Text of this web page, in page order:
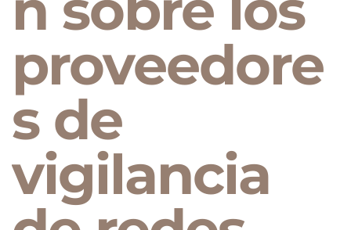
proveedore
s de
vigilancia